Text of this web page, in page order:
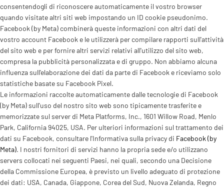
consentendogli di riconoscere automaticamente il vostro browser
quando visitate altri siti web impostando un ID cookie pseudonimo.
Facebook (by Meta) combinerà queste informazioni con altri dati del
vostro account Facebook e le utilizzerà per compilare rapporti sull'attività
del sito web e per fornire altri servizi relativi all'utilizzo del sito web,
compresa la pubblicità personalizzata e di gruppo. Non abbiamo alcuna
influenza sull'elaborazione dei dati da parte di Facebook e riceviamo solo
statistiche basate su Facebook Pixel.
Le informazioni raccolte automaticamente dalle tecnologie di Facebook
(by Meta) sull'uso del nostro sito web sono tipicamente trasferite e
memorizzate sul server di Meta Platforms, Inc., 1601 Willow Road, Menlo
Park, California 94025, USA. Per ulteriori informazioni sul trattamento dei
dati su Facebook, consultare l'Informativa sulla privacy di Facebook (by
Meta). I nostri fornitori di servizi hanno la propria sede e/o utilizzano
servers collocati nei seguenti Paesi, nei quali, secondo una Decisione
della Commissione Europea, è previsto un livello adeguato di protezione
dei dati: USA, Canada, Giappone, Corea del Sud, Nuova Zelanda, Regno